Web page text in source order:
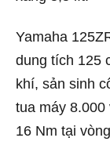
Yamaha
dung tích 125
khí, sản sinh
tua máy
16 Nm tại